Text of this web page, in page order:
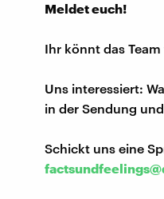
Meldet euch!
Ihr könnt das
Uns interessiert:
in der Sendung
Schickt uns eine